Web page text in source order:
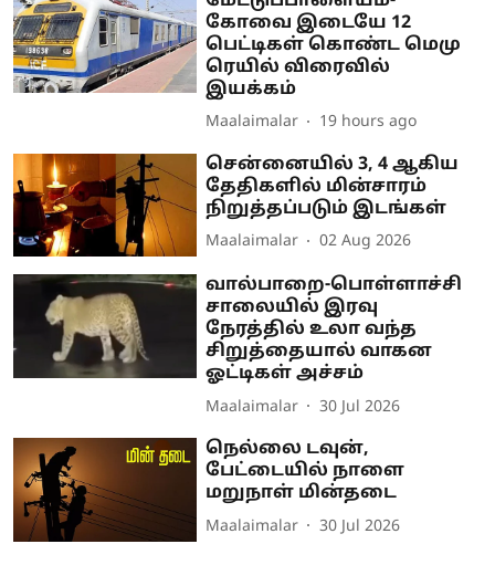
கோவை இடையே 12
பெட்டிகள் கொண்ட மெமு
ரெயில் விரைவில்
இயக்கம்
Maalaimalar 19 hours ago
சென்னையில் 3, 4 ஆகிய
தேதிகளில் மின்சாரம்
நிறுத்தப்படும் இடங்கள்
Maalaimalar 02 Aug 2026
வால்பாறை-பொள்ளாச்சி
சாலையில் இரவு
நேரத்தில் உலா வந்த
சிறுத்தையால் வாகன
ஓட்டிகள் அச்சம்
Maalaimalar 30 Jul 2026
நெல்லை டவுன்,
பேட்டையில் நாளை
மறுநாள் மின்தடை
Maalaimalar 30 Jul 2026